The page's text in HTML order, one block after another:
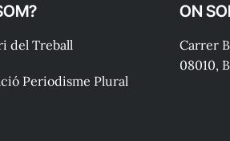
del Treball
Periodisme Plural
ON
Carrer
08010,